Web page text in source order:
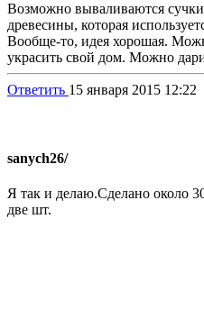
Возможно вываливаются
древесины, которая
Вообще-то, идея хорошая.
украсить свой дом. Можно
Ответить 15 января 2015 12:22
sanych26/
Я так и делаю.Сделано около
две шт.